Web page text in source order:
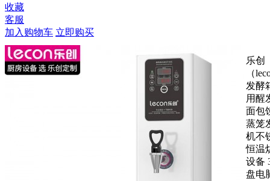
收藏
客服
加入购物车 立即购买
乐创
（
发酵
用醒
面包
蒸笼
机不
恒温
设备
盘电